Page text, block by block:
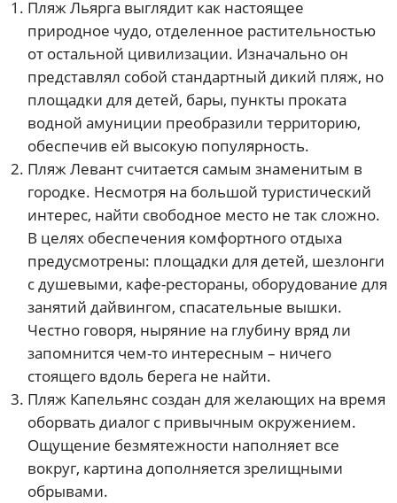
Пляж Льярга выглядит как настоящее
природное чудо, отделенное растительностью
от остальной цивилизации. Изначально он
представлял собой стандартный дикий пляж, но
площадки для детей, бары, пункты проката
водной амуниции преобразили территорию,
обеспечив ей высокую популярность.
Пляж Левант считается самым знаменитым в
городке. Несмотря на большой туристический
интерес, найти свободное место не так сложно.
В целях обеспечения комфортного отдыха
предусмотрены: площадки для детей, шезлонги
с душевыми, кафе-рестораны, оборудование для
занятий дайвингом, спасательные вышки.
Честно говоря, ныряние на глубину вряд ли
запомнится чем-то интересным – ничего
стоящего вдоль берега не найти.
Пляж Капельянс создан для желающих на время
оборвать диалог с привычным окружением.
Ощущение безмятежности наполняет все
вокруг, картина дополняется зрелищными
обрывами.